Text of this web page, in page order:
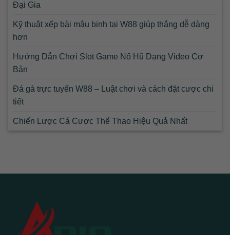
Đại Gia
Kỹ thuật xếp bài mậu binh tại W88 giúp thắng dễ dàng
hơn
Hướng Dẫn Chơi Slot Game Nổ Hũ Dạng Video Cơ
Bản
Đá gà trực tuyến W88 – Luật chơi và cách đặt cược chi
tiết
Chiến Lược Cá Cược Thể Thao Hiệu Quả Nhất